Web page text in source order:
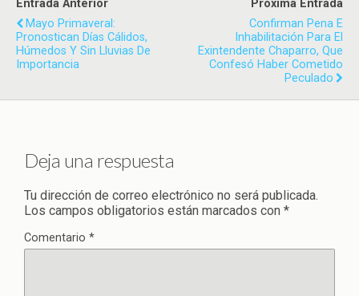
Entrada Anterior
Mayo Primaveral:
Pronostican Días Cálidos,
Húmedos Y Sin Lluvias De
Importancia
Próxima Entrada
Confirman Pena E
Inhabilitación Para El
Exintendente Chaparro, Que
Confesó Haber Cometido
Peculado
Deja una respuesta
Tu dirección de correo electrónico no será publicada.
Los campos obligatorios están marcados con *
Comentario *